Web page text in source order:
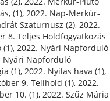
(1), 2022. Nap-Merkúr-
Szaturnusz (2), 2022.
8. Teljes Holdfogyatkozás
(1), 2022. Nyári Napforduló
Nyári Napforduló
(1), 2022. Nyilas hava (1),
9. Telihold (1), 2022.
10. (1), 2022. Szűz Mária